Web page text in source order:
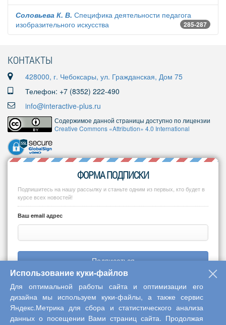
Соловьева К. В. Специфика деятельности педагога
изобразительного искусства
285-287
КОНТАКТЫ
428000, г. Чебоксары, ул. Гражданская, Дом 75
Телефон: +7 (8352) 222-490
info@interactive-plus.ru
Содержимое данной страницы доступно по лицензии
Creative Commons «Attribution» 4.0 International
ФОРМА ПОДПИСКИ
Подпишитесь на нашу рассылку и станьте одним из первых, кто будет в
курсе всех новостей!
Ваш email адрес
Подписаться
Copyright © 2013-2026 Центр научного сотрудничества «Интерактив
Использование куки-файлов
Для оптимальной работы сайта и оптимизации его
дизайна мы используем куки-файлы, а также сервис
Яндекс.Метрика для сбора и статистического анализа
данных о посещении Вами страниц сайта. Продолжая